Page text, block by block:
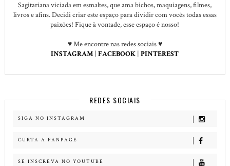
Sagitariana viciada em esmaltes, que ama bichos, maquiagens, filmes,
livros e afins. Decidi criar este espaço para dividir com vocês todas essas
paixões! Fique à vontade, esse espaço é nosso!
♥ Me encontre nas redes sociais ♥
INSTAGRAM |FACEBOOK | PINTEREST
REDES SOCIAIS
SIGA NO INSTAGRAM
CURTA A FANPAGE
SE INSCREVA NO YOUTUBE